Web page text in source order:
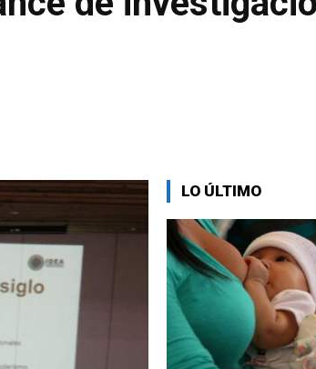
LO ÚLTIMO